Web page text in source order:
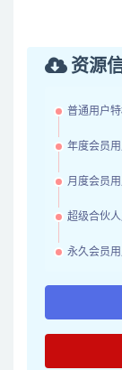
资源
普通用户特
年度会员用
月度会员用
超级合伙人
永久会员用